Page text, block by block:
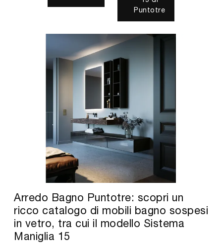
Arredo Bagno Puntotre: scopri un
ricco catalogo di mobili bagno sospesi
in vetro, tra cui il modello Sistema
Maniglia 15